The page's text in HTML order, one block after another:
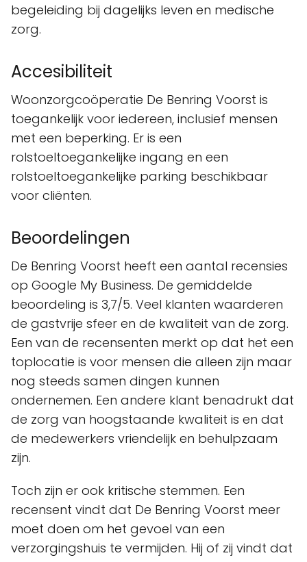
begeleiding bij dagelijks leven en medische
zorg.
Accesibiliteit
Woonzorgcoöperatie De Benring Voorst is
toegankelijk voor iedereen, inclusief mensen
met een beperking. Er is een
rolstoeltoegankelijke ingang en een
rolstoeltoegankelijke parking beschikbaar
voor cliënten.
Beoordelingen
De Benring Voorst heeft een aantal recensies
op Google My Business. De gemiddelde
beoordeling is 3,7/5. Veel klanten waarderen
de gastvrije sfeer en de kwaliteit van de zorg.
Een van de recensenten merkt op dat het een
toplocatie is voor mensen die alleen zijn maar
nog steeds samen dingen kunnen
ondernemen. Een andere klant benadrukt dat
de zorg van hoogstaande kwaliteit is en dat
de medewerkers vriendelijk en behulpzaam
zijn.
Toch zijn er ook kritische stemmen. Een
recensent vindt dat De Benring Voorst meer
moet doen om het gevoel van een
verzorgingshuis te vermijden. Hij of zij vindt dat